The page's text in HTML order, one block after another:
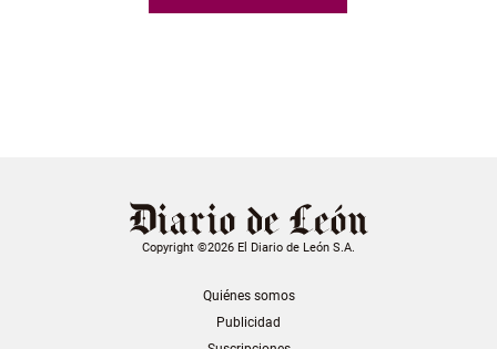
Copyright ©2026 El Diario de León S.A.
Quiénes somos
Publicidad